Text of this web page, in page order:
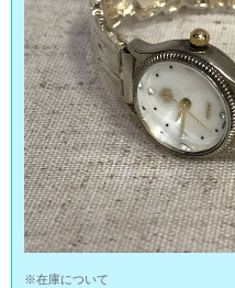
※在庫について